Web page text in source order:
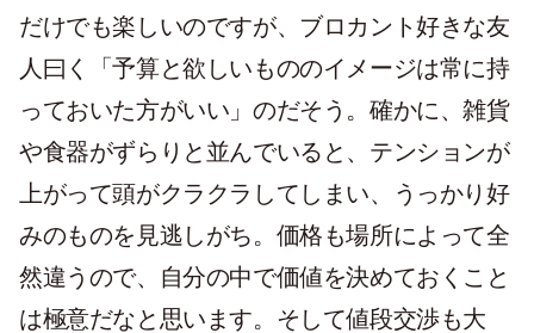
だけでも楽しいのですが、ブロカント好きな友
人曰く「予算と欲しいもののイメージは常に持
っておいた方がいい」のだそう。確かに、雑貨
や食器がずらりと並んでいると、テンションが
上がって頭がクラクラしてしまい、うっかり好
みのものを見逃しがち。価格も場所によって全
然違うので、自分の中で価値を決めておくこと
は極意だなと思います。そして値段交渉も大